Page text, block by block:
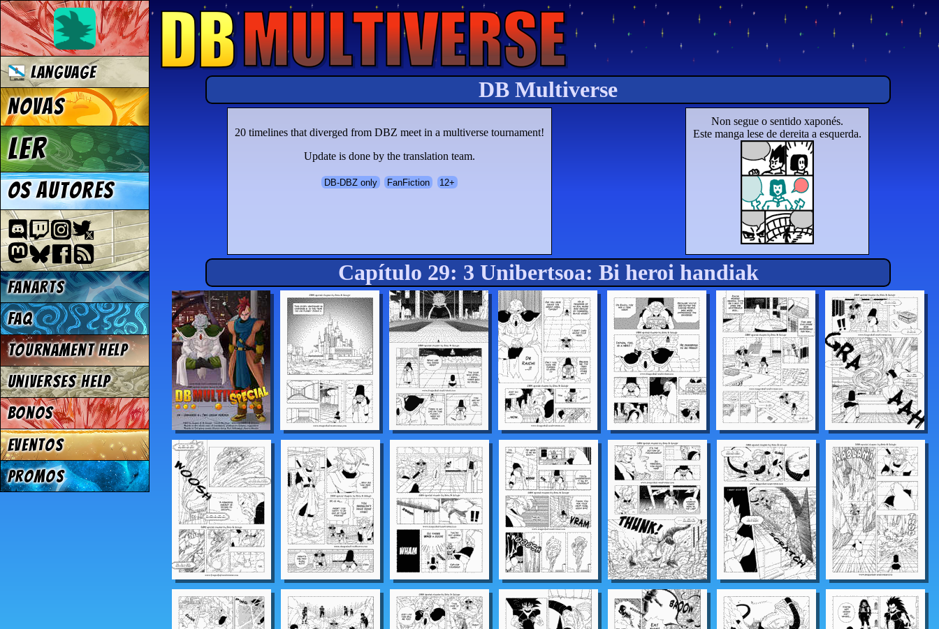
DB Multiverse
20 timelines that diverged from DBZ meet in a multiverse tournament!
Update is done by the translation team.
DB-DBZ only FanFiction 12+
Non segue o sentido xaponés.
Este manga lese de dereita a esquerda.
Capítulo 29: 3 Unibertsoa: Bi heroi handiak
Language
Novas
Ler
Os autores
Fanarts
FAQ
Tournament Help
Universes Help
Bonos
Eventos
Promos